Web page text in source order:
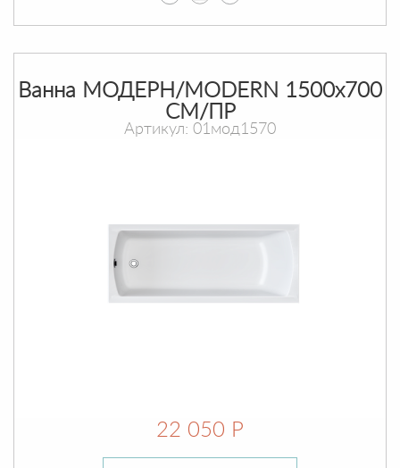
Ванна МОДЕРН/MODERN 1500х700
СМ/ПР
Артикул: 01мод1570
22 050 Р